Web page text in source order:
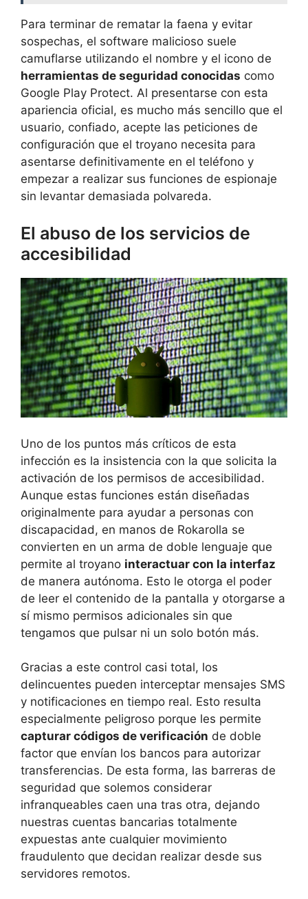
Para terminar de rematar la faena y evitar
sospechas, el software malicioso suele
camuflarse utilizando el nombre y el icono de
herramientas de seguridad conocidas como
Google Play Protect. Al presentarse con esta
apariencia oficial, es mucho más sencillo que el
usuario, confiado, acepte las peticiones de
configuración que el troyano necesita para
asentarse definitivamente en el teléfono y
empezar a realizar sus funciones de espionaje
sin levantar demasiada polvareda.
El abuso de los servicios de
accesibilidad
Uno de los puntos más críticos de esta
infección es la insistencia con la que solicita la
activación de los permisos de accesibilidad.
Aunque estas funciones están diseñadas
originalmente para ayudar a personas con
discapacidad, en manos de Rokarolla se
convierten en un arma de doble lenguaje que
permite al troyano interactuar con la interfaz
de manera autónoma. Esto le otorga el poder
de leer el contenido de la pantalla y otorgarse a
sí mismo permisos adicionales sin que
tengamos que pulsar ni un solo botón más.
Gracias a este control casi total, los
delincuentes pueden interceptar mensajes SMS
y notificaciones en tiempo real. Esto resulta
especialmente peligroso porque les permite
capturar códigos de verificación de doble
factor que envían los bancos para autorizar
transferencias. De esta forma, las barreras de
seguridad que solemos considerar
infranqueables caen una tras otra, dejando
nuestras cuentas bancarias totalmente
expuestas ante cualquier movimiento
fraudulento que decidan realizar desde sus
servidores remotos.